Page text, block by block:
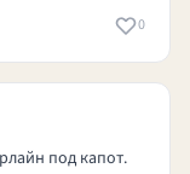
0
под капот.